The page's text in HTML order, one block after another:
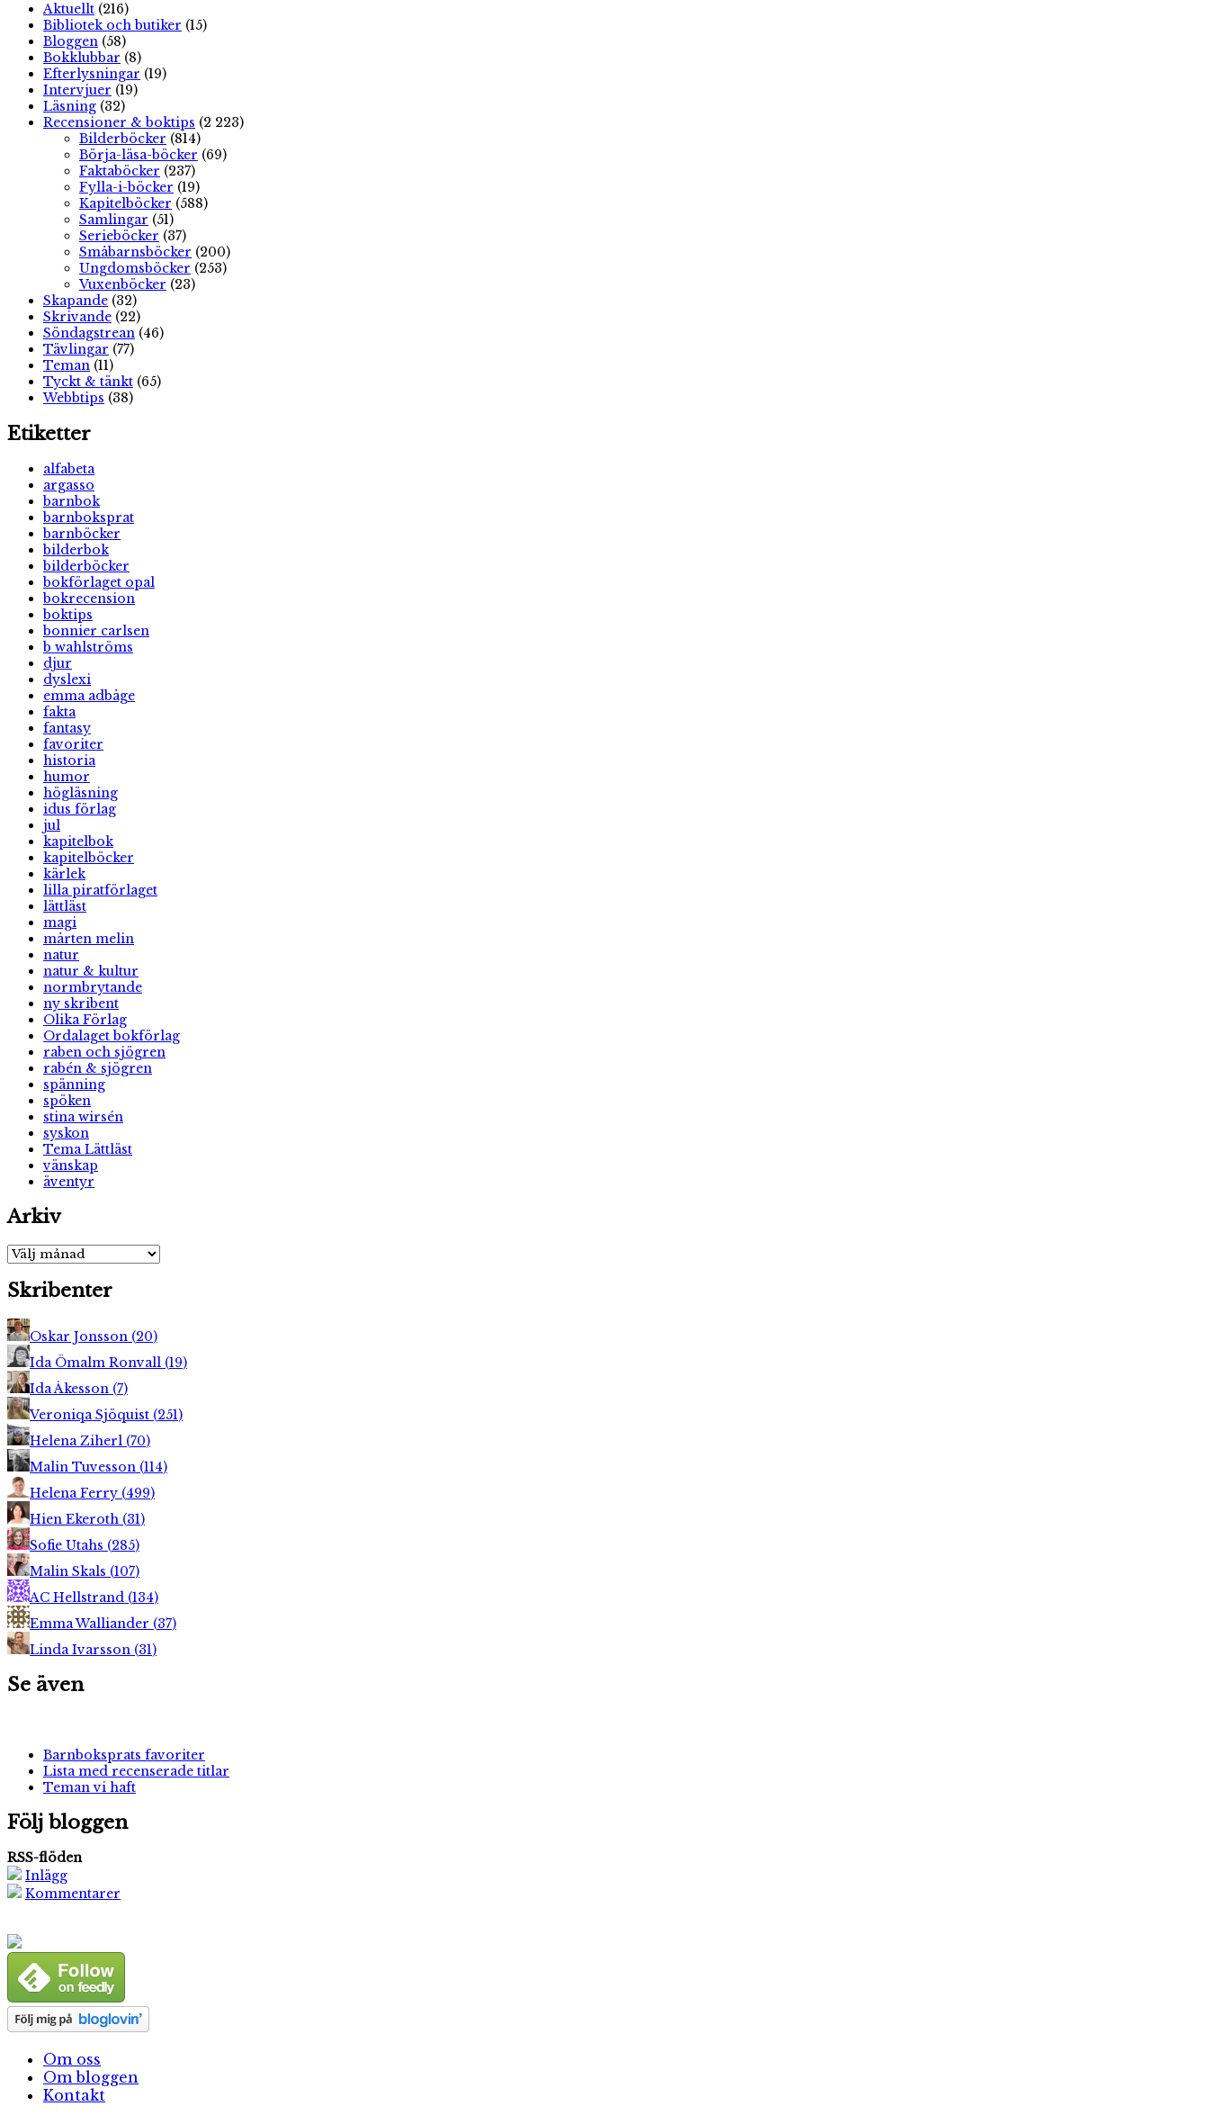
Aktuellt (216)
Bibliotek och butiker (15)
Bloggen (58)
Bokklubbar (8)
Efterlysningar (19)
Intervjuer (19)
Läsning (32)
Recensioner & boktips (2 223)
Bilderböcker (814)
Börja-läsa-böcker (69)
Faktaböcker (237)
Fylla-i-böcker (19)
Kapitelböcker (588)
Samlingar (51)
Serieböcker (37)
Småbarnsböcker (200)
Ungdomsböcker (253)
Vuxenböcker (23)
Skapande (32)
Skrivande (22)
Söndagstrean (46)
Tävlingar (77)
Teman (11)
Tyckt & tänkt (65)
Webbtips (38)
Etiketter
alfabeta
argasso
barnbok
barnboksprat
barnböcker
bilderbok
bilderböcker
bokförlaget opal
bokrecension
boktips
bonnier carlsen
b wahlströms
djur
dyslexi
emma adbåge
fakta
fantasy
favoriter
historia
humor
högläsning
idus förlag
jul
kapitelbok
kapitelböcker
kärlek
lilla piratförlaget
lättläst
magi
mårten melin
natur
natur & kultur
normbrytande
ny skribent
Olika Förlag
Ordalaget bokförlag
raben och sjögren
rabén & sjögren
spänning
spöken
stina wirsén
syskon
Tema Lättläst
vänskap
äventyr
Arkiv
Arkiv
Skribenter
Oskar Jonsson (20)
Ida Ömalm Ronvall (19)
Ida Åkesson (7)
Veroniqa Sjöquist (251)
Helena Ziherl (70)
Malin Tuvesson (114)
Helena Ferry (499)
Hien Ekeroth (31)
Sofie Utahs (285)
Malin Skals (107)
AC Hellstrand (134)
Emma Walliander (37)
Linda Ivarsson (31)
Se även
Barnboksprats favoriter
Lista med recenserade titlar
Teman vi haft
Följ bloggen
RSS-flöden
Inlägg
Kommentarer
Om oss
Om bloggen
Kontakt